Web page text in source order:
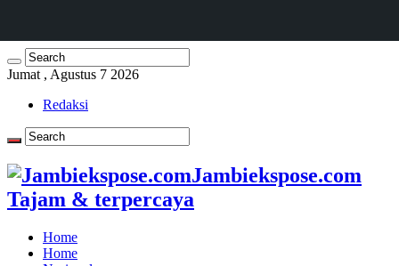
Jumat , Agustus 7 2026
Redaksi
Jambiekspose.com
Tajam & terpercaya
Home
Home